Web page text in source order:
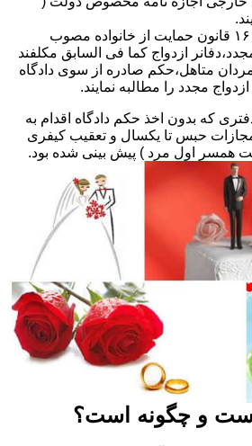
با توجه به عدم نسخ ماده ۱۶ قانون حمایت از خانواده مصوب
ازدواج کما فی السابق مکلفند
متاهل،حکم صادره از سوی دادگاه
مجدد را مطالبه نمایند.
که بدون اخذ حکم دادگاه اقدام به
حبس تا یکسال و تعقیب کیفری
اول مرد ) پیش بینی شده بود.
و چگونه است؟